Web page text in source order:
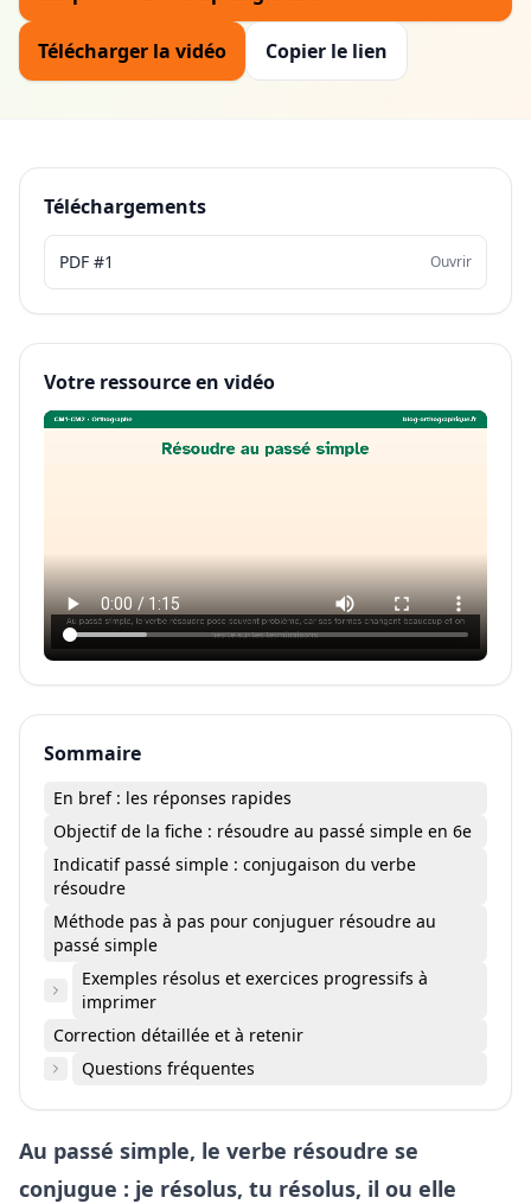
Télécharger la vidéo Copier le lien
Téléchargements
PDF #1 Ouvrir
Votre ressource en vidéo
Sommaire
En bref : les réponses rapides
Objectif de la fiche : résoudre au passé simple en 6e
Indicatif passé simple : conjugaison du verbe
résoudre
Méthode pas à pas pour conjuguer résoudre au
passé simple
Exemples résolus et exercices progressifs à
imprimer
Correction détaillée et à retenir
Questions fréquentes
Au passé simple, le verbe résoudre se
conjugue : je résolus, tu résolus, il ou elle